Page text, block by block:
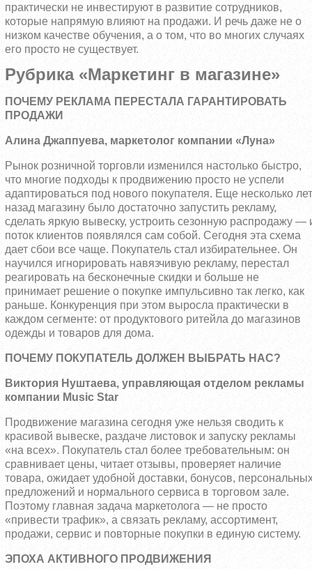
практически не инвестируют в развитие сотрудников,
которые напрямую влияют на продажи. И речь даже не о
низком качестве обучения, а о том, что во многих случаях
его просто не существует.
Рубрика «Маркетинг в магазине»
ПОЧЕМУ РЕКЛАМА ПЕРЕСТАЛА ГАРАНТИРОВАТЬ
ПРОДАЖИ
Алина Джаппуева, маркетолог компании «Луна»
Рынок розничной торговли изменился настолько быстро,
что многие подходы к продвижению просто не успели
адаптироваться под нового покупателя. Еще несколько лет
назад магазину было достаточно запустить рекламу,
сделать яркую вывеску, устроить сезонную распродажу —
поток клиентов появлялся сам собой. Сегодня эта схема
дает сбои все чаще. Покупатель стал избирательнее. Он
научился игнорировать навязчивую рекламу, перестал
реагировать на бесконечные скидки и больше не
принимает решение о покупке импульсивно так легко, как
раньше. Конкуренция при этом выросла практически в
каждом сегменте: от продуктового ритейла до магазинов
одежды и товаров для дома.
ПОЧЕМУ ПОКУПАТЕЛЬ ДОЛЖЕН ВЫБРАТЬ НАС?
Виктория Нуштаева, управляющая отделом рекламы
компании Music Star
Продвижение магазина сегодня уже нельзя сводить к
красивой вывеске, раздаче листовок и запуску рекламы
«на всех». Покупатель стал более требовательным: он
сравнивает цены, читает отзывы, проверяет наличие
товара, ожидает удобной доставки, бонусов,
предложений и нормального сервиса в торговом зале.
Поэтому главная задача маркетолога — не просто
«привести трафик», а связать рекламу, ассортимент,
продажи, сервис и повторные покупки в единую систему.
ЭПОХА АКТИВНОГО ПРОДВИЖЕНИЯ